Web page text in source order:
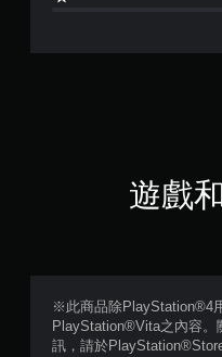
遊戲
※此商品除PlayStation®4
PlayStation®Vita之內容
訊，請於PlayStation®Store